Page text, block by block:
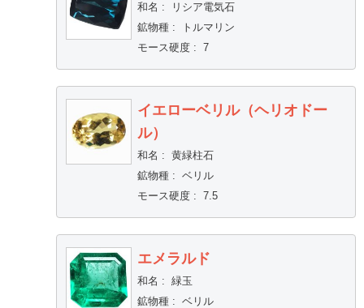
和名 :
リシア電気石
鉱物種:
トルマリン
モース硬度: 7
イエローベリル（ヘリオドー
ル）
和名 : 黄緑柱石
鉱物種: ベリル
モース硬度: 7.5
エメラルド
和名 : 緑玉
鉱物種: ベリル